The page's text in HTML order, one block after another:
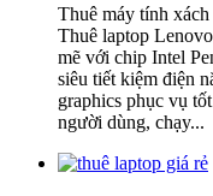
Thuê máy tính
Thuê laptop
mẽ với chip Intel
siêu tiết kiệm điện
graphics phục vụ
người dùng, chạy...